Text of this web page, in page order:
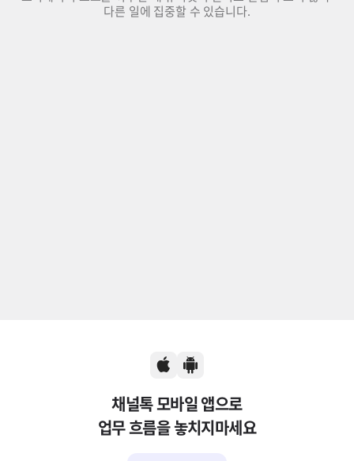
다른 일에 집중할 수 있습니다.
채널톡 모바일 앱으로
업무 흐름을 놓치지마세요